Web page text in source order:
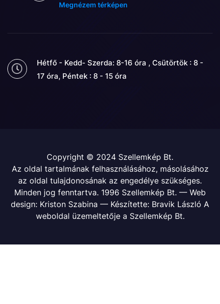
Megnézem térképen
Hétfő - Kedd- Szerda: 8-16 óra , Csütörtök : 8 -
17 óra, Péntek : 8 - 15 óra
Copyright © 2024 Szellemkép Bt.
Az oldal tartalmának felhasználásához, másolásához
az oldal tulajdonosának az engedélye szükséges.
Minden jog fenntartva. 1996 Szellemkép Bt. — Web
design: Kriston Szabina — Készítette: Bravik László A
weboldal üzemeltetője a Szellemkép Bt.